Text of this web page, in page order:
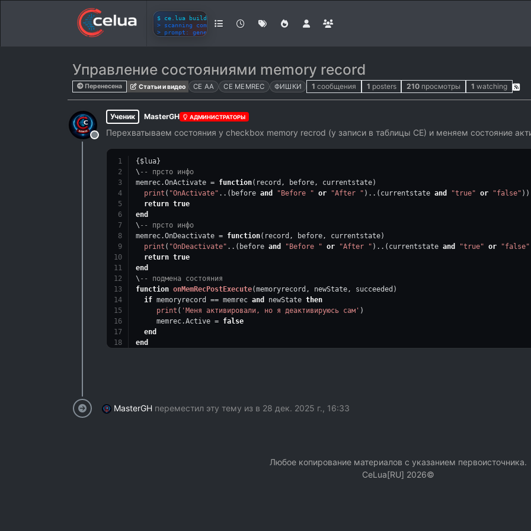
Управление состояниями memory record
Перенесена Статьи и видео CE AA CE MEMREC ФИШКИ 1 сообщения 1 posters 210 просмотры 1 watching
Не в сети
Ученик MasterGH АДМИНИСТРАТОРЫ
Перехватываем состояния у checkbox memory recrod (у записи в таблицы CE) и меняем состояние
{$lua}
\ -- прсто инфо
memrec.OnActivate = function(record, before, currentstate)
print ( "OnActivate" ..(before and "Before " or "After " )..(currentstate and "true" or "false" ))
return true
end
\ -- прсто инфо
memrec.OnDeactivate = function(record, before, currentstate)
print ( "OnDeactivate" ..(before and "Before " or "After " )..(currentstate and "true" or "false"
return true
end
\ -- подмена состояния
function onMemRecPostExecute(memoryrecord, newState, succeeded)
if memoryrecord == memrec and newState then
print ( 'Меня активировали, но я деактивируюсь сам' )
     memrec.Active =
false
end
end
print('Состояния сейчас '..(memrec.Active and "true"
MasterGH переместил эту тему из в 28 дек. 2025 г., 16:33
Любое копирование материалов с указанием первоисточника.
СeLua[RU] 2026©